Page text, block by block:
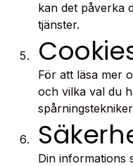
kan det påverka
tjänster.
För att läsa mer
och vilka val du
Din informations